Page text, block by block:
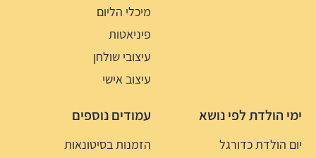
מיכלי הליום
פיניאטות
עיצובי שולחן
עיצוב אישי
ימי הולדת לפי נושא
יום הולדת כדורגל
עמודים נוספים
הזמנות בסיטונאות